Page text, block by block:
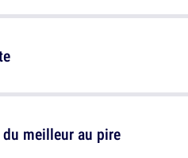
meilleur au pire